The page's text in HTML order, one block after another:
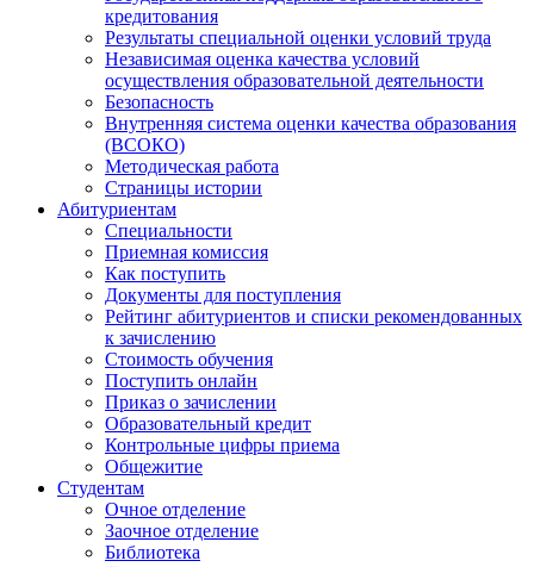
кредитования
Результаты специальной оценки условий труда
Независимая оценка качества условий
осуществления образовательной деятельности
Безопасность
Внутренняя система оценки качества образования
(ВСОКО)
Методическая работа
Страницы истории
Абитуриентам
Специальности
Приемная комиссия
Как поступить
Документы для поступления
Рейтинг абитуриентов и списки рекомендованных
к зачислению
Стоимость обучения
Поступить онлайн
Приказ о зачислении
Образовательный кредит
Контрольные цифры приема
Общежитие
Студентам
Очное отделение
Заочное отделение
Библиотека